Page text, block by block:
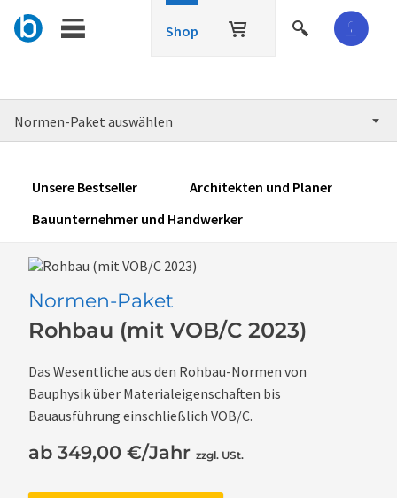
Shop
Normen-Paket auswählen
Unsere Bestseller
Architekten und Planer
Bauunternehmer und Handwerker
Normen-Paket
Rohbau (mit VOB/C 2023)
Das Wesentliche aus den Rohbau-Normen von
Bauphysik über Materialeigenschaften bis
Bauausführung einschließlich VOB/C.
ab 349,00 €/Jahr zzgl. USt.